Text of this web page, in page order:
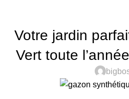
Votre jardin
Vert toute